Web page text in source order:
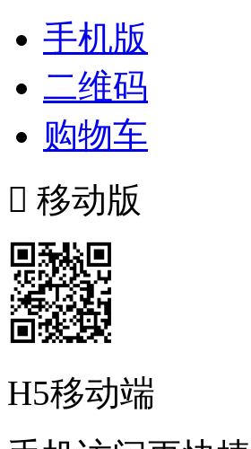
手机版
二维码
购物车
 移动版
H5移动端